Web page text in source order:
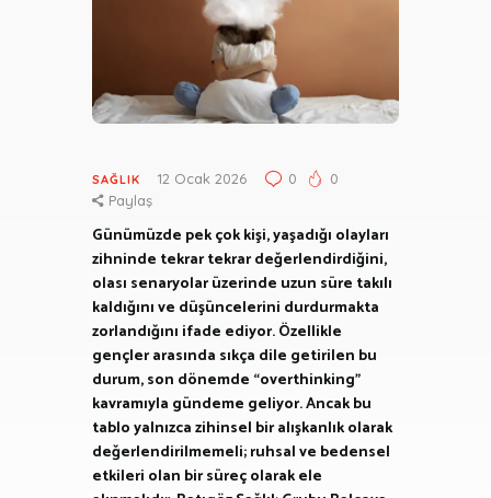
SAĞLIK 12 Ocak 2026 0
0
Paylaş
Günümüzde pek çok kişi, yaşadığı olayları
zihninde tekrar tekrar değerlendirdiğini,
olası senaryolar üzerinde uzun süre takılı
kaldığını ve düşüncelerini durdurmakta
zorlandığını ifade ediyor. Özellikle
gençler arasında sıkça dile getirilen bu
durum, son dönemde “overthinking”
kavramıyla gündeme geliyor. Ancak bu
tablo yalnızca zihinsel bir alışkanlık olarak
değerlendirilmemeli; ruhsal ve bedensel
etkileri olan bir süreç olarak ele